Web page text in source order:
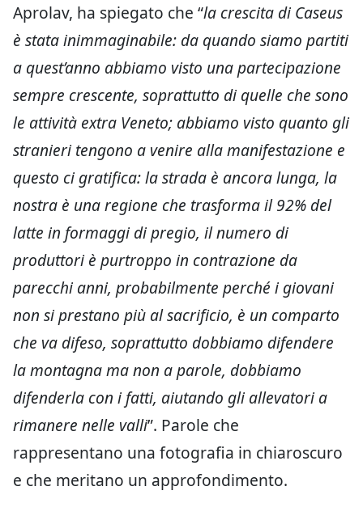
Aprolav, ha spiegato che “la crescita di Caseus
è stata inimmaginabile: da quando siamo partiti
a quest’anno abbiamo visto una partecipazione
sempre crescente, soprattutto di quelle che sono
le attività extra Veneto; abbiamo visto quanto gli
stranieri tengono a venire alla manifestazione e
questo ci gratifica: la strada è ancora lunga, la
nostra è una regione che trasforma il 92% del
latte in formaggi di pregio, il numero di
produttori è purtroppo in contrazione da
parecchi anni, probabilmente perché i giovani
non si prestano più al sacrificio, è un comparto
che va difeso, soprattutto dobbiamo difendere
la montagna ma non a parole, dobbiamo
difenderla con i fatti, aiutando gli allevatori a
rimanere nelle valli”. Parole che
rappresentano una fotografia in chiaroscuro
e che meritano un approfondimento.